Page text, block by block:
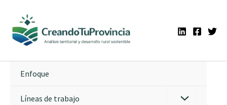
contenido
Enfoque
Líneas de trabajo